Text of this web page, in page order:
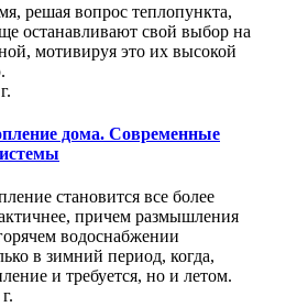
решая вопрос теплопункта,
останавливают свой выбор на
мотивируя это их высокой
дома. Современные
становится все более
причем размышления
водоснабжении
в зимний период, когда,
и требуется, но и летом.